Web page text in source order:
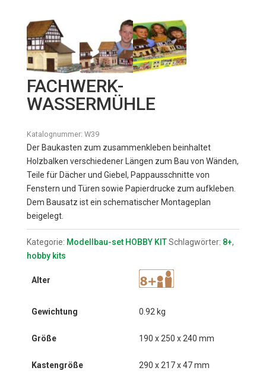
FACHWERK-
WASSERMÜHLE
Katalognummer: W39
Der Baukasten zum zusammenkleben beinhaltet
Holzbalken verschiedener Längen zum Bau von Wänden,
Teile für Dächer und Giebel, Pappausschnitte von
Fenstern und Türen sowie Papierdrucke zum aufkleben.
Dem Bausatz ist ein schematischer Montageplan
beigelegt.
Kategorie: Modellbau-set HOBBY KIT Schlagwörter: 8+,
hobby kits
Alter
Gewichtung 0.92 kg
Größe 190 x 250 x 240 mm
Kastengröße 290 x 217 x 47 mm